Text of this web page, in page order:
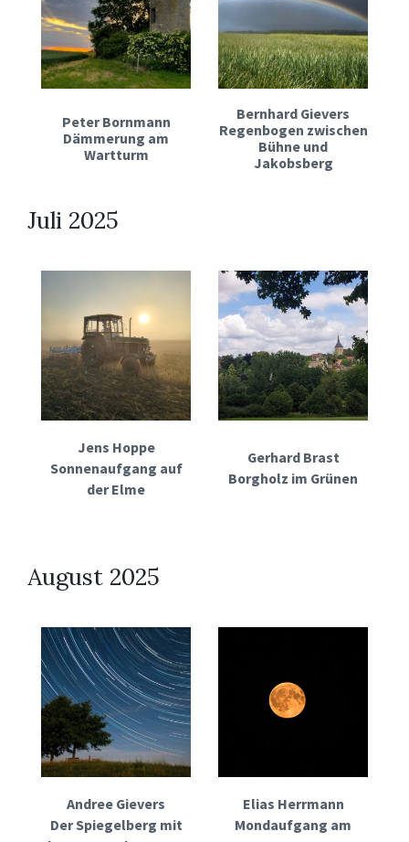
Peter Bornmann
Dämmerung am
Wartturm
Bernhard Gievers
Regenbogen zwischen
Bühne und
Jakobsberg
Juli 2025
Jens Hoppe
Sonnenaufgang auf
der Elme
Gerhard Brast
Borgholz im Grünen
August 2025
Andree Gievers
Der Spiegelberg mit
Elias Herrmann
Mondaufgang am